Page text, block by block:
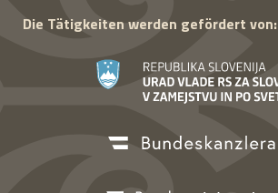
Die Tätigkeiten werden gefördert von: